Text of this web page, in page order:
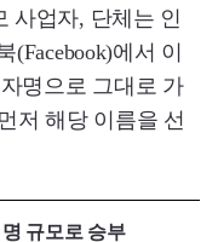
사업자, 단체는 인
에서 이
명으로 그대로 가
저 해당 이름을 선
규모로 승부